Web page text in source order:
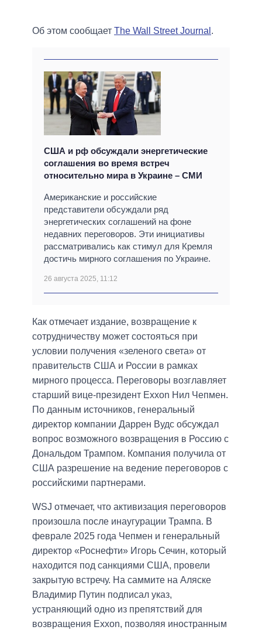
Об этом сообщает The Wall Street Journal .
США и рф обсуждали энергетические
соглашения во время встреч
относительно мира в Украине – СМИ
Американские и российские
представители обсуждали ряд
энергетических соглашений на фоне
недавних переговоров. Эти инициативы
рассматривались как стимул для Кремля
достичь мирного соглашения по Украине.
26 августа 2025, 11:12
Как отмечает издание, возвращение к
сотрудничеству может состояться при
условии получения «зеленого света» от
правительств США и России в рамках
мирного процесса. Переговоры возглавляет
старший вице-президент Exxon Нил Чепмен.
По данным источников, генеральный
директор компании Даррен Вудс обсуждал
вопрос возможного возвращения в Россию с
Дональдом Трампом. Компания получила от
США разрешение на ведение переговоров с
российскими партнерами.
WSJ отмечает, что активизация переговоров
произошла после инаугурации Трампа. В
феврале 2025 года Чепмен и генеральный
директор «Роснефти» Игорь Сечин, который
находится под санкциями США, провели
закрытую встречу. На саммите на Аляске
Владимир Путин подписал указ,
устраняющий одно из препятствий для
возвращения Exxon, позволяя иностранным